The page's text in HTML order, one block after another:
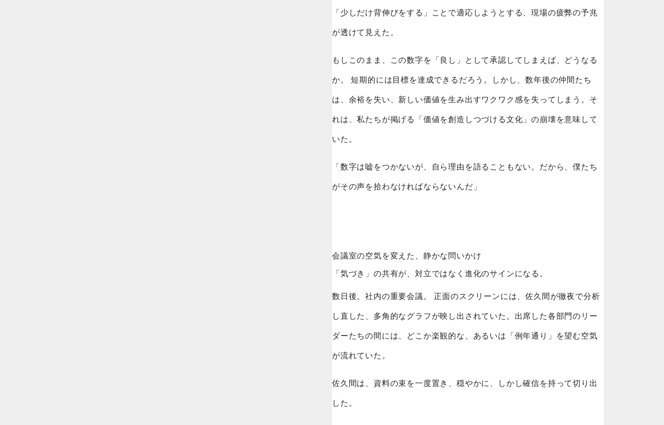
「少しだけ背伸びをする」ことで適応しようとする、現場の疲弊の予兆
が透けて見えた。
もしこのまま、この数字を「良し」として承認してしまえば、どうなる
か。 短期的には目標を達成できるだろう。しかし、数年後の仲間たち
は、余裕を失い、新しい価値を生み出すワクワク感を失ってしまう。そ
れは、私たちが掲げる「価値を創造しつづける文化」の崩壊を意味して
いた。
「数字は嘘をつかないが、自ら理由を語ることもない。だから、僕たち
がその声を拾わなければならないんだ」
会議室の空気を変えた、静かな問いかけ
「気づき」の共有が、対立ではなく進化のサインになる。
数日後。社内の重要会議。 正面のスクリーンには、佐久間が徹夜で分析
し直した、多角的なグラフが映し出されていた。出席した各部門のリー
ダーたちの間には、どこか楽観的な、あるいは「例年通り」を望む空気
が流れていた。
佐久間は、資料の束を一度置き、穏やかに、しかし確信を持って切り出
した。